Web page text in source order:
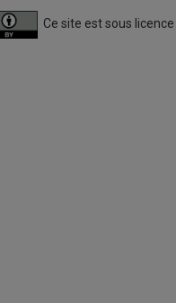
Ce site est sous licence